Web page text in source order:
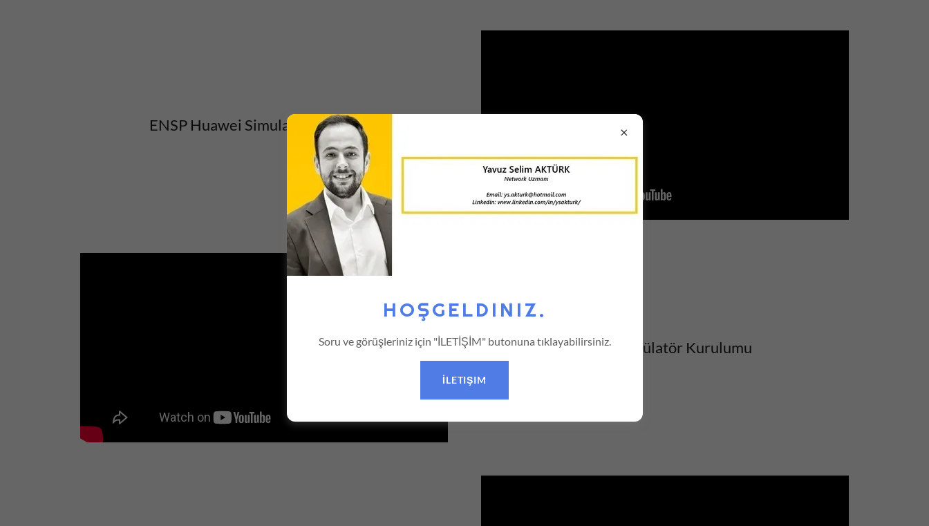
ENSP Huawei Simulatör Kurulumu
GNS3 Emülatör Kurulumu
HOŞGELDINIZ.
Soru ve görüşleriniz için "İLETİŞİM" butonuna tıklayabilirsiniz.
İLETIŞIM